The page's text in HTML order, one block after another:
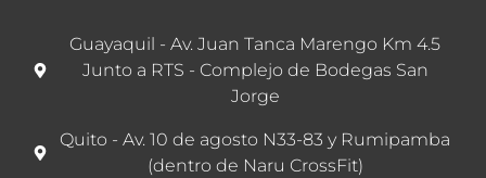
Guayaquil - Av. Juan Tanca Marengo Km 4.5
Junto a RTS - Complejo de Bodegas San
Jorge
Quito - Av. 10 de agosto N33-83 y Rumipamba
(dentro de Naru CrossFit)